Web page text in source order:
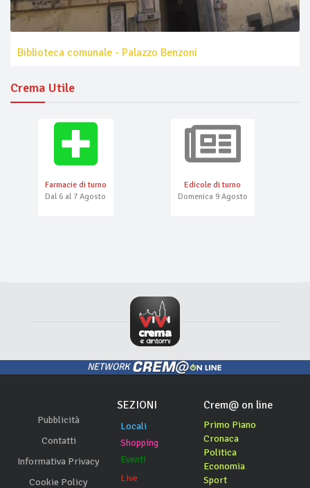
Biblioteca comunale - Palazzo Benzoni
Crema Utile
Farmacie di turno
Dal 6 al 7 Agosto
Edicole di turno
Domenica 9 Agosto
NETWORK
Pubblicità
Contatti
Informativa Privacy
Cookie Policy
SEZIONI
Locali
Shopping
Eventi
Live
Crem@ on line
Primo Piano
Cronaca
Politica
Economia
Sport